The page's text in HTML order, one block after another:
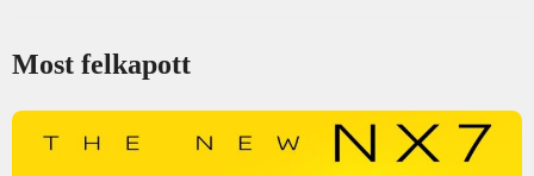
Most felkapott